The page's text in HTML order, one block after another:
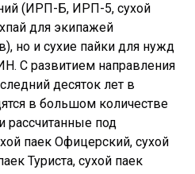
(ИРП-Б, ИРП-5, сухой
для экипажей
но и сухие пайки для нужд
С развитием направления
десяток лет в
в большом количестве
рассчитанные под
паек Офицерский, сухой
Туриста, сухой паек